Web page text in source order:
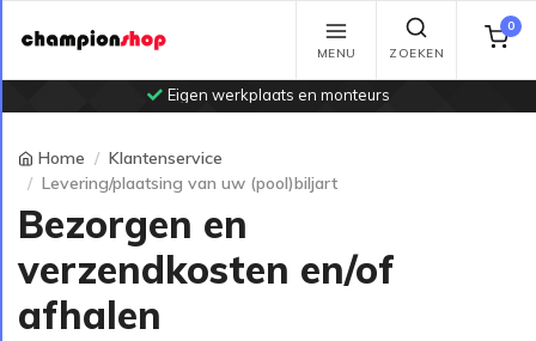
Eigen werkplaats en monteurs
MENU ZOEKEN
0
Home
Klantenservice
Levering/plaatsing van uw (pool)biljart
Bezorgen en
verzendkosten en/of
afhalen